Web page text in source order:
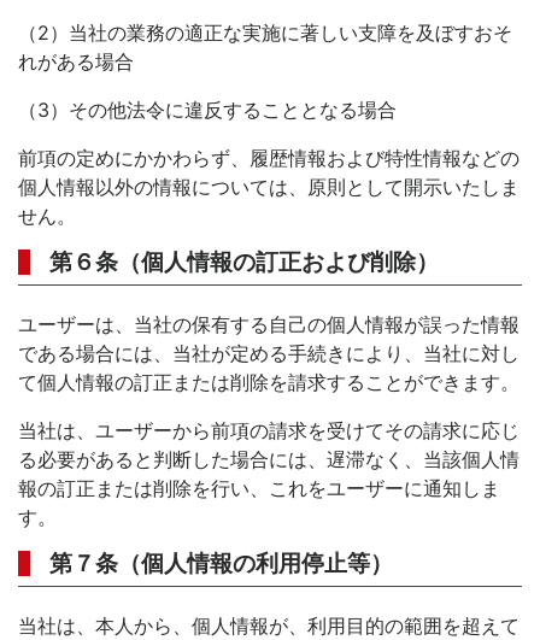
（2）当社の業務の適正な実施に著しい支障を及ぼすおそ
れがある場合
（3）その他法令に違反することとなる場合
前項の定めにかかわらず、履歴情報および特性情報などの
個人情報以外の情報については、原則として開示いたしま
せん。
第６条（個人情報の訂正および削除）
ユーザーは、当社の保有する自己の個人情報が誤った情報
である場合には、当社が定める手続きにより、当社に対し
て個人情報の訂正または削除を請求することができます。
当社は、ユーザーから前項の請求を受けてその請求に応じ
る必要があると判断した場合には、遅滞なく、当該個人情
報の訂正または削除を行い、これをユーザーに通知しま
す。
第７条（個人情報の利用停止等）
当社は、本人から、個人情報が、利用目的の範囲を超えて